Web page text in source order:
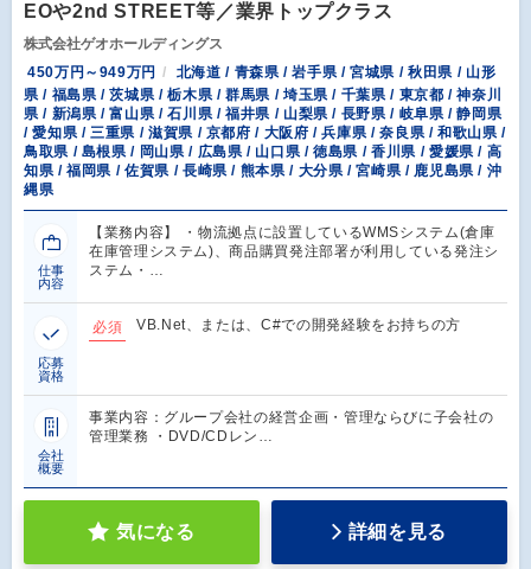
EOや2nd STREET等／業界トップクラス
株式会社ゲオホールディングス
450万円～949万円
北海道 / 青森県 / 岩手県 / 宮城県 / 秋田県 / 山形
県 / 福島県 / 茨城県 / 栃木県 / 群馬県 / 埼玉県 / 千葉県 / 東京都 / 神奈川
県 / 新潟県 / 富山県 / 石川県 / 福井県 / 山梨県 / 長野県 / 岐阜県 / 静岡県
/ 愛知県 / 三重県 / 滋賀県 / 京都府 / 大阪府 / 兵庫県 / 奈良県 / 和歌山県 /
鳥取県 / 島根県 / 岡山県 / 広島県 / 山口県 / 徳島県 / 香川県 / 愛媛県 / 高
知県 / 福岡県 / 佐賀県 / 長崎県 / 熊本県 / 大分県 / 宮崎県 / 鹿児島県 / 沖
縄県
仕事
内容
【業務内容】 ・物流拠点に設置しているWMSシステム(倉庫
在庫管理システム)、商品購買発注部署が利用している発注シ
ステム・…
応募
資格
必須 VB.Net、または、C#での開発経験をお持ちの方
会社
概要
事業内容：グループ会社の経営企画・管理ならびに子会社の
管理業務 ・DVD/CDレン…
気になる 詳細を見る